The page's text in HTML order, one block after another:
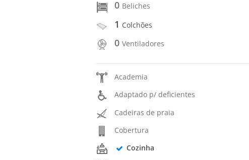
0 Beliches
1 Colchões
0Ventiladores
Academia
Adaptado p/ deficientes
Cadeiras de praia
Cobertura
Cozinha